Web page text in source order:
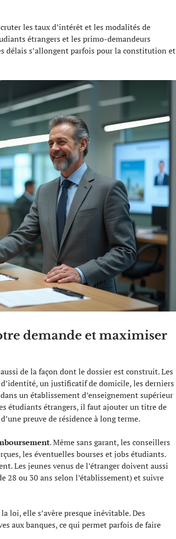
les taux d’intérêt et les modalités de
étrangers et les primo-demandeurs
délais s’allongent parfois pour la constitution et
demande et maximiser
de la façon dont le dossier est construit. Les
un justificatif de domicile, les derniers
un établissement d’enseignement supérieur
étudiants étrangers, il faut ajouter un titre de
preuve de résidence à long terme.
. Même sans garant, les conseillers
les éventuelles bourses et jobs étudiants.
Les jeunes venus de l’étranger doivent aussi
28 ou 30 ans selon l’établissement) et suivre
loi, elle s’avère presque inévitable. Des
aux banques, ce qui permet parfois de faire